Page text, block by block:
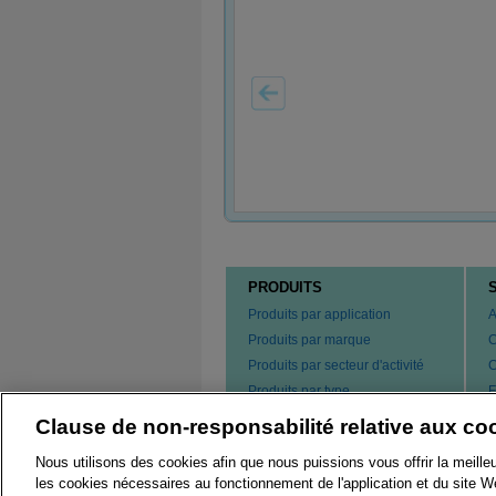
PRODUITS
Produits par application
Produits par marque
Produits par secteur d'activité
Produits par type
Commander nos produits
Clause de non-responsabilité relative aux
Nous utilisons des cookies afin que nous puissions vous offrir la
les cookies nécessaires au fonctionnement de l'application et du site